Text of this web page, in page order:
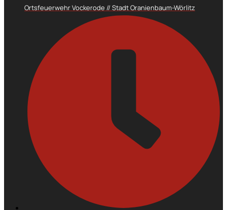
Ortsfeuerwehr Vockerode // Stadt Oranienbaum-Wörlitz